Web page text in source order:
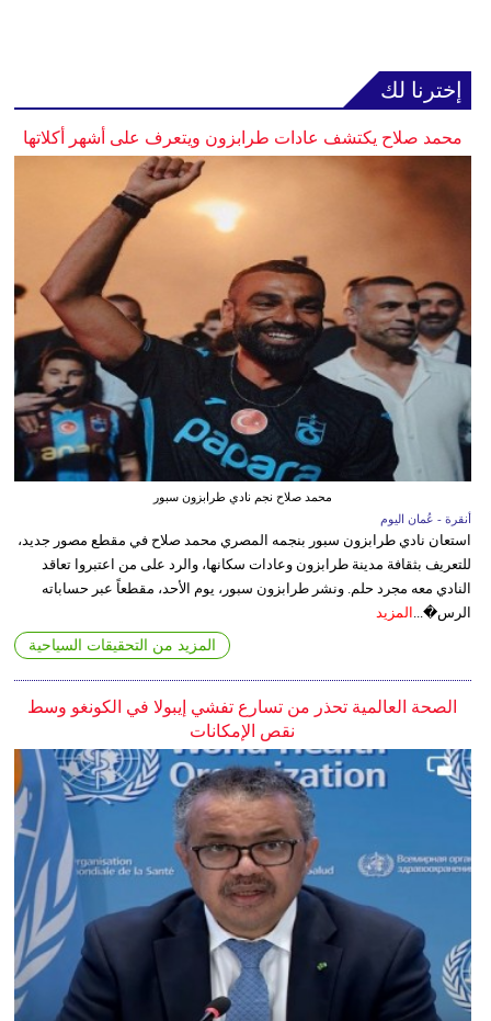
إخترنا لك
محمد صلاح يكتشف عادات طرابزون ويتعرف على أشهر أكلاتها
محمد صلاح نجم نادي طرابزون سبور
أنقرة - عُمان اليوم
استعان نادي طرابزون سبور بنجمه المصري محمد صلاح في مقطع مصور جديد،
للتعريف بثقافة مدينة طرابزون وعادات سكانها، والرد على من اعتبروا تعاقد
النادي معه مجرد حلم. ونشر طرابزون سبور، يوم الأحد، مقطعاً عبر حساباته
الرس�... المزيد
المزيد من التحقيقات السياحية
الصحة العالمية تحذر من تسارع تفشي إيبولا في الكونغو وسط
نقص الإمكانات